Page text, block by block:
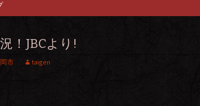
！JBCより!
市 taigen